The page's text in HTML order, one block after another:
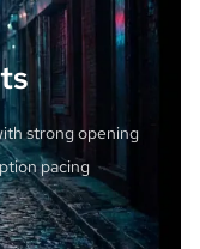
strong opening
pacing